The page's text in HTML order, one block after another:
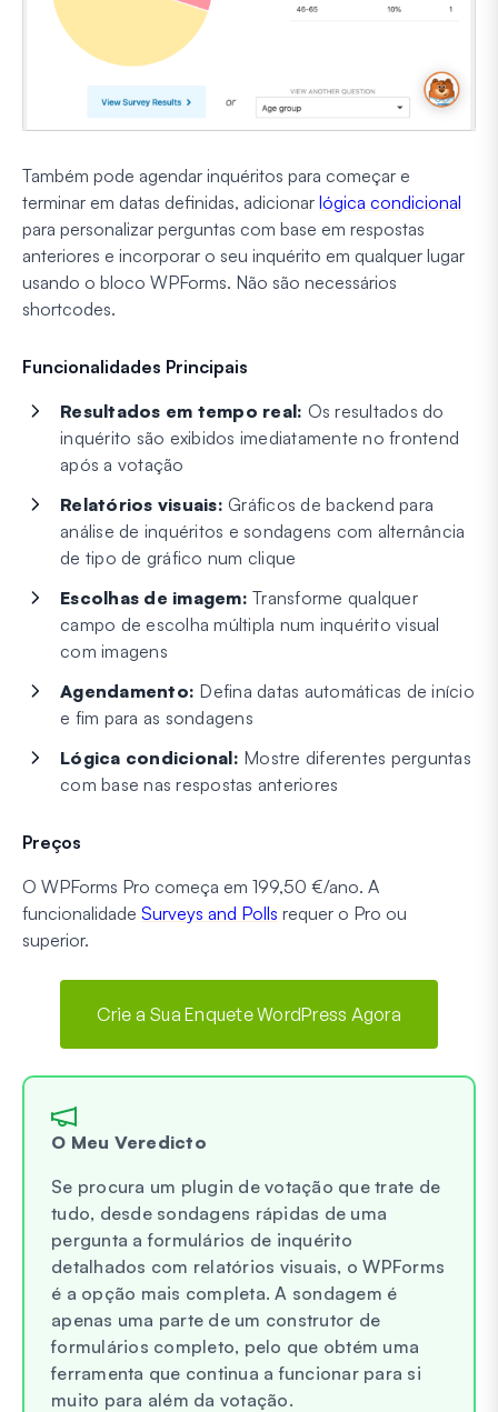
Também pode agendar inquéritos para começar e
terminar em datas definidas, adicionar lógica condicional
para personalizar perguntas com base em respostas
anteriores e incorporar o seu inquérito em qualquer lugar
usando o bloco WPForms. Não são necessários
shortcodes.
Funcionalidades Principais
Resultados em tempo real: Os resultados do
inquérito são exibidos imediatamente no frontend
após a votação
Relatórios visuais: Gráficos de backend para
análise de inquéritos e sondagens com alternância
de tipo de gráfico num clique
Escolhas de imagem: Transforme qualquer
campo de escolha múltipla num inquérito visual
com imagens
Agendamento: Defina datas automáticas de início
e fim para as sondagens
Lógica condicional: Mostre diferentes perguntas
com base nas respostas anteriores
Preços
O WPForms Pro começa em 199,50 €/ano. A
funcionalidade Surveys and Polls requer o Pro ou
superior.
Crie a Sua Enquete WordPress Agora
O Meu Veredicto
Se procura um plugin de votação que trate de
tudo, desde sondagens rápidas de uma
pergunta a formulários de inquérito
detalhados com relatórios visuais, o WPForms
é a opção mais completa. A sondagem é
apenas uma parte de um construtor de
formulários completo, pelo que obtém uma
ferramenta que continua a funcionar para si
muito para além da votação.